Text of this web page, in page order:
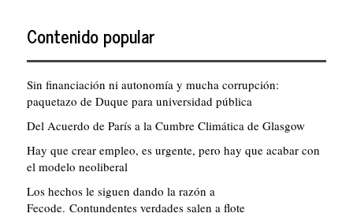
Contenido popular
Sin financiación ni autonomía y mucha corrupción:
paquetazo de Duque para universidad pública
Del Acuerdo de París a la Cumbre Climática de Glasgow
Hay que crear empleo, es urgente, pero hay que acabar con
el modelo neoliberal
Los hechos le siguen dando la razón a
Fecode. Contundentes verdades salen a flote